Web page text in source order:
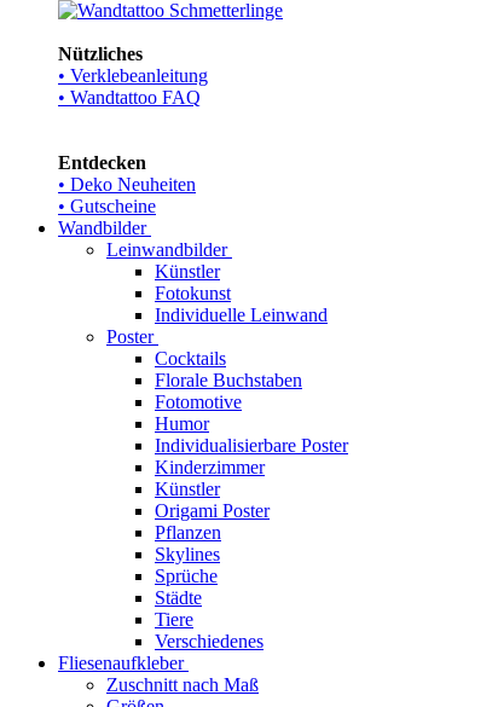
Nützliches
• Verklebeanleitung
• Wandtattoo FAQ
Entdecken
• Deko Neuheiten
• Gutscheine
Wandbilder
Leinwandbilder
Künstler
Fotokunst
Individuelle Leinwand
Poster
Cocktails
Florale Buchstaben
Fotomotive
Humor
Individualisierbare Poster
Kinderzimmer
Künstler
Origami Poster
Pflanzen
Skylines
Sprüche
Städte
Tiere
Verschiedenes
Fliesenaufkleber
Zuschnitt nach Maß